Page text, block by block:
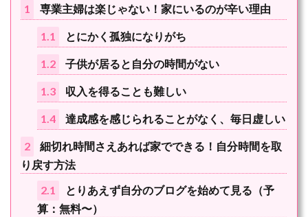
1 専業主婦は楽じゃない！家にいるのが辛い理由
1.1 とにかく孤独になりがち
1.2 子供が居ると自分の時間がない
1.3 収入を得ることも難しい
1.4 達成感を感じられることがなく、毎日虚しい
2
細切れ時間さえあれば家でできる！自分時間を取
り戻す方法
2.1
とりあえず自分のブログを始めて見る（予
算：無料〜）